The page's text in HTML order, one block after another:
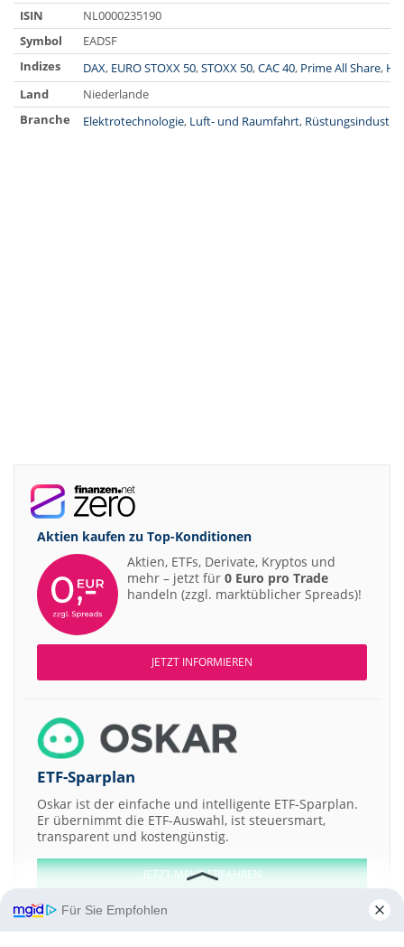
ISIN
NL0000235190
Symbol
EADSF
Indizes
DAX, EURO STOXX 50,STOXX 50,CAC 40, Prime All Share,
Land
Niederlande
Branche
Elektrotechnologie, Luft- und Raumfahrt, Rüstungsindustrie
Aktien kaufen zu Top-Konditionen
Aktien, ETFs, Derivate, Kryptos und
mehr – jetzt für 0 Euro pro Trade
handeln (zzgl. marktüblicher Spreads)!
JETZT INFORMIEREN
ETF-Sparplan
Oskar ist der einfache und intelligente ETF-Sparplan.
Er übernimmt die ETF-Auswahl, ist steuersmart,
transparent und kostengünstig.
JETZT MEHR ERFAHREN
Für Sie Empfohlen